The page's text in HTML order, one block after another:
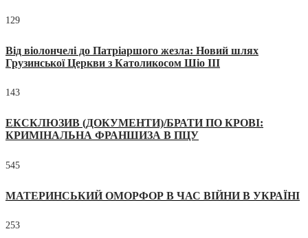
129
Від віолончелі до Патріаршого жезла: Новий шлях
Грузинської Церкви з Католикосом Шіо III
143
ЕКСКЛЮЗИВ (ДОКУМЕНТИ)/БРАТИ ПО КРОВІ:
КРИМІНАЛЬНА ФРАНШИЗА В ПЦУ
545
МАТЕРИНСЬКИЙ ОМОРФОР В ЧАС ВІЙНИ В УКРАЇНІ
253